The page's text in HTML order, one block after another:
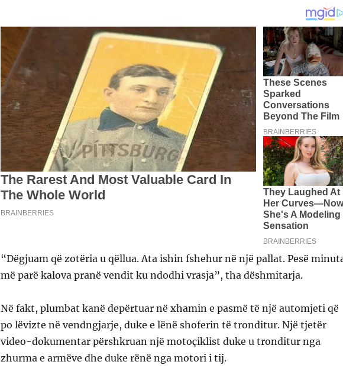
“Dëgjuam që zotëria u qëllua. Ata ishin fshehur në një pallat. Pesë
më parë kalova pranë vendit ku ndodhi vrasja”, tha dëshmitarja.
Në fakt, plumbat kanë depërtuar në xhamin e pasmë të një automjeti që
po lëvizte në vendngjarje, duke e lënë shoferin të tronditur. Një tjetër
video-dokumentar përshkruan një motoçiklist duke u tronditur nga
zhurma e armëve dhe duke rënë nga motori i tij.